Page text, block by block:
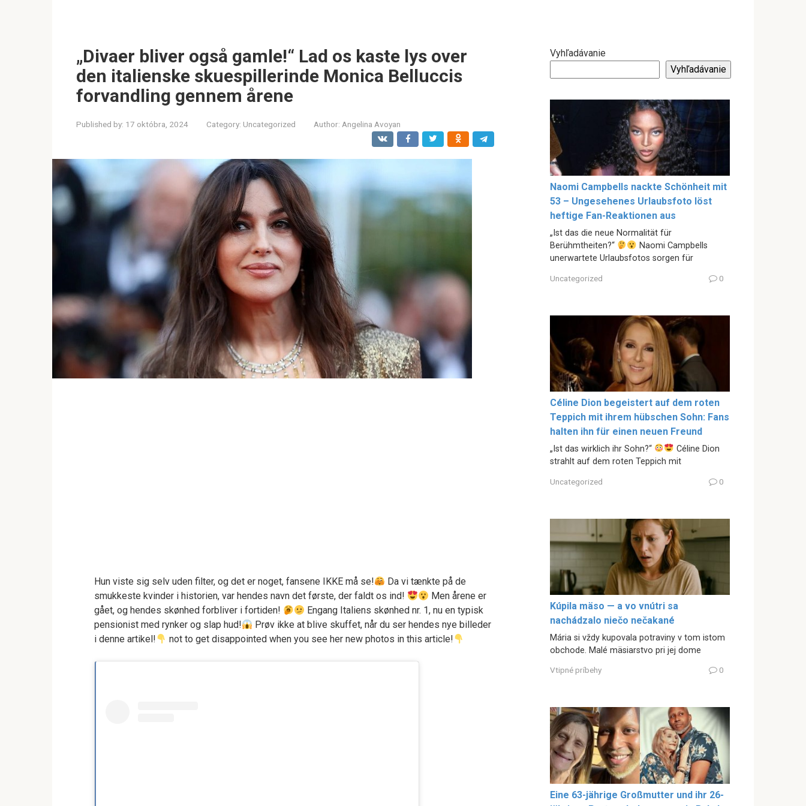
„Divaer bliver også gamle!“ Lad os kaste lys over
den italienske skuespillerinde Monica Belluccis
forvandling gennem årene
Published by: 17 októbra, 2024 Category: Uncategorized Author: Angelina Avoyan
Hun viste sig selv uden filter, og det er noget, fansene IKKE må se!
Da vi tænkte på de
smukkeste kvinder i historien, var hendes navn det første, der faldt os ind!
Men årene er
gået, og hendes skønhed forbliver i fortiden!
Engang Italiens skønhed nr. 1, nu en typisk
pensionist med rynker og slap hud!
Prøv ikke at blive skuffet, når du ser hendes nye billeder
i denne artikel!
not to get disappointed when you see her new photos in this article!
Vyhľadávanie
Vyhľadávanie
Naomi Campbells nackte Schönheit mit
53 – Ungesehenes Urlaubsfoto löst
heftige Fan-Reaktionen aus
„Ist das die neue Normalität für
Berühmtheiten?“
Naomi Campbells
unerwartete Urlaubsfotos sorgen für
Uncategorized 0
Céline Dion begeistert auf dem roten
Teppich mit ihrem hübschen Sohn: Fans
halten ihn für einen neuen Freund
„Ist das wirklich ihr Sohn?“
Céline Dion
strahlt auf dem roten Teppich mit
Uncategorized 0
Kúpila mäso — a vo vnútri sa
nachádzalo niečo nečakané
Mária si vždy kupovala potraviny v tom istom
obchode. Malé mäsiarstvo pri jej dome
Vtipné príbehy 0
Eine 63-jährige Großmutter und ihr 26-